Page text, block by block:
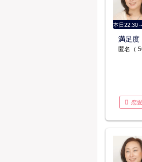
本日22:30
満足度
匿名（
恋愛